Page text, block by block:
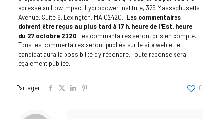
adressé au Low Impact Hydropower Institute, 329 Massachusetts
Avenue, Suite 6, Lexington, MA 02420. Les commentaires
doivent être reçus au plus tard à 17 h, heure de l'Est. heure
du 27 octobre 2020 Les commentaires seront pris en compte.
Tous les commentaires seront publiés sur le site web et le
candidat aura la possibilité d'y répondre. Toute réponse sera
également publiée.
Partager 0